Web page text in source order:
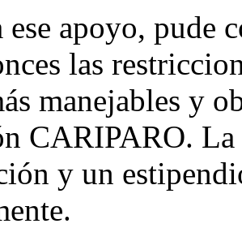
ese apoyo,
las
manejables y
CARIPARO.
y un